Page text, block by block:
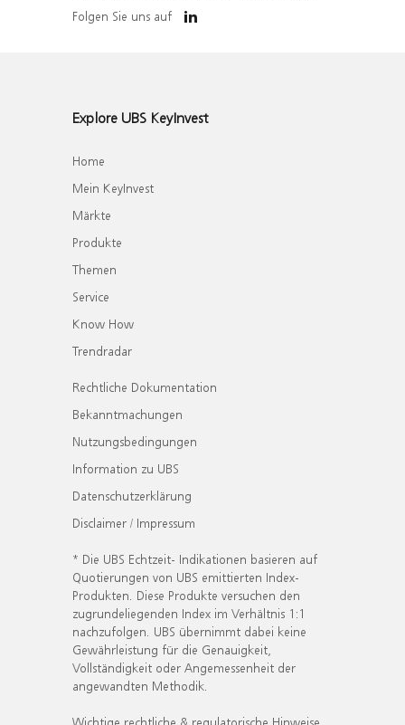
Folgen Sie uns auf
Explore UBS KeyInvest
Home
Mein KeyInvest
Märkte
Produkte
Themen
Service
Know How
Trendradar
Rechtliche Dokumentation
Bekanntmachungen
Nutzungsbedingungen
Information zu UBS
Datenschutzerklärung
Disclaimer / Impressum
* Die UBS Echtzeit- Indikationen basieren auf
Quotierungen von UBS emittierten Index-
Produkten. Diese Produkte versuchen den
zugrundeliegenden Index im Verhältnis 1:1
nachzufolgen. UBS übernimmt dabei keine
Gewährleistung für die Genauigkeit,
Vollständigkeit oder Angemessenheit der
angewandten Methodik.